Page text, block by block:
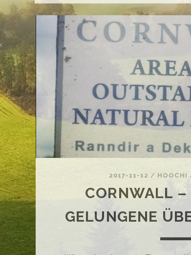
2017-11-12 / HOOCHI
CORNWALL –
GELUNGENE